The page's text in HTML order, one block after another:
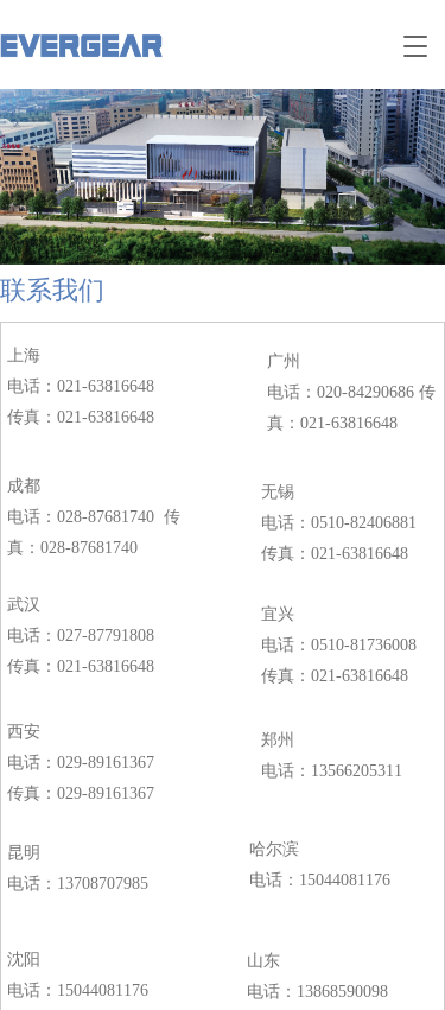
T
g
g
l
e
n
a
v
i
o
n
联系我们
上海
电话： 021-63816648
传真： 021-63816648
成都
电话： 028-87681740
  传
真： 028-87681740
哈尔滨
电话： 15044081176
郑州
电话： 13566205311
山东
电话： 13868590098
沈阳
电话： 15044081176
昆明
电话： 13708707985
广州
电话： 020-84290686 传
真： 021-63816648
武汉
电话： 027-87791808
传真： 021-63816648
宜兴
电话： 0510-81736008
传真： 021-63816648
无锡
电话： 0510-82406881
传真： 021-63816648
西安
电话： 029-89161367
传真： 029-89161367